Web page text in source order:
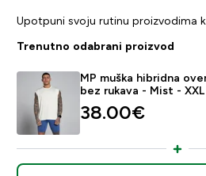
Upotpuni svoju rutinu proizvodima
Trenutno odabrani proizvod
MP muška hibridna
bez rukava - Mist - XXL
38.00€‎